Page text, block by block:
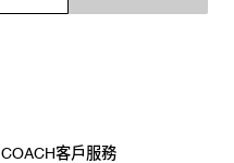
COACH客戶服務